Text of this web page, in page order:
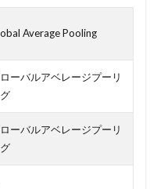
Average Pooling
ーバルアベレージプーリ
ーバルアベレージプーリ